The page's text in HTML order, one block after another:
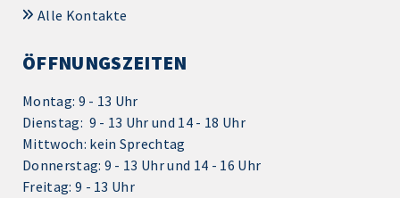
Alle Kontakte
ÖFFNUNGSZEITEN
Montag: 9 - 13 Uhr
Dienstag: 9 - 13 Uhr und 14 - 18 Uhr
Mittwoch: kein Sprechtag
Donnerstag: 9 - 13 Uhr und 14 - 16 Uhr
Freitag: 9 - 13 Uhr